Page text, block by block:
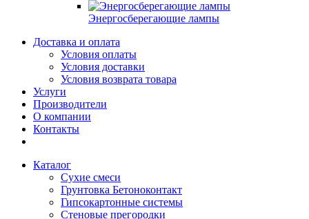
Энергосберегающие лампы
Доставка и оплата
Условия оплаты
Условия доставки
Условия возврата товара
Услуги
Производители
О компании
Контакты
Каталог
Сухие смеси
Грунтовка Бетоноконтакт
Гипсокартонные системы
Стеновые прегородки